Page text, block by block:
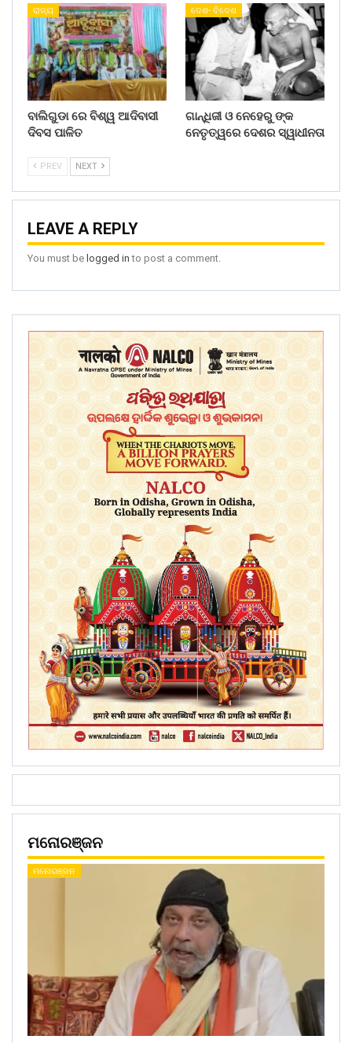
ରାଜ୍ୟ
ବାଲିଗୁଡା ରେ ବିଶ୍ୱ ଆଦିବାସୀ
ଦିବସ ପାଳିତ
ଦେଶ- ବିଦେଶ
ଗାନ୍ଧିଜୀ ଓ ନେହେରୁ ଙ୍କ
ନେତୃତ୍ୱରେ ଦେଶର ସ୍ୱାଧୀନତା
PREV NEXT
LEAVE A REPLY
You must be logged in to post a comment.
ମନୋରଞ୍ଜନ
ମନୋରଞ୍ଜନ